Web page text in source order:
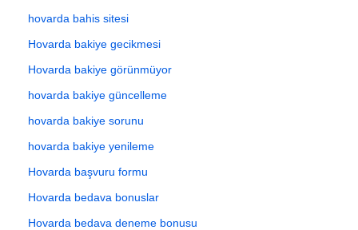
hovarda bahis sitesi
Hovarda bakiye gecikmesi
Hovarda bakiye görünmüyor
hovarda bakiye güncelleme
hovarda bakiye sorunu
hovarda bakiye yenileme
Hovarda başvuru formu
Hovarda bedava bonuslar
Hovarda bedava deneme bonusu